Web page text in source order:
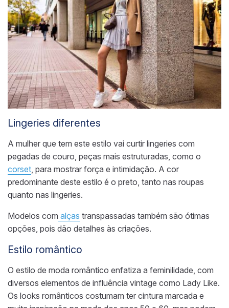
Lingeries diferentes
A mulher que tem este estilo vai curtir lingeries com
pegadas de couro, peças mais estruturadas, como o
corset, para mostrar força e intimidação. A cor
predominante deste estilo é o preto, tanto nas roupas
quanto nas lingeries.
Modelos com alças transpassadas também são ótimas
opções, pois dão detalhes às criações.
Estilo romântico
O estilo de moda romântico enfatiza a feminilidade, com
diversos elementos de influência vintage como Lady Like.
Os looks românticos costumam ter cintura marcada e